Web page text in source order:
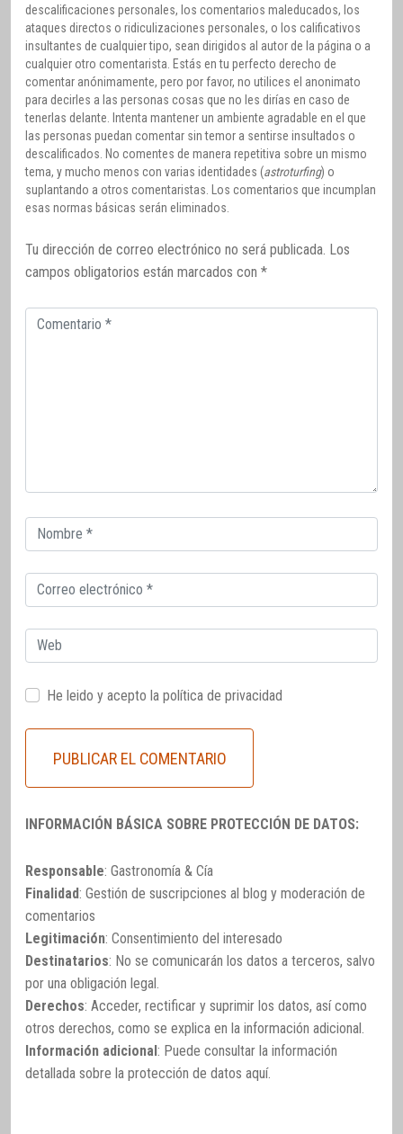
descalificaciones personales, los comentarios maleducados, los
ataques directos o ridiculizaciones personales, o los calificativos
insultantes de cualquier tipo, sean dirigidos al autor de la página o a
cualquier otro comentarista. Estás en tu perfecto derecho de
comentar anónimamente, pero por favor, no utilices el anonimato
para decirles a las personas cosas que no les dirías en caso de
tenerlas delante. Intenta mantener un ambiente agradable en el que
las personas puedan comentar sin temor a sentirse insultados o
descalificados. No comentes de manera repetitiva sobre un mismo
tema, y mucho menos con varias identidades (astroturfing) o
suplantando a otros comentaristas. Los comentarios que incumplan
esas normas básicas serán eliminados.
Tu dirección de correo electrónico no será publicada. Los
campos obligatorios están marcados con *
Comentario
Correo
electrónico
Correo
electrónico
Web
He leido y acepto la política de privacidad
INFORMACIÓN BÁSICA SOBRE PROTECCIÓN DE DATOS:
Responsable: Gastronomía & Cía
Finalidad: Gestión de suscripciones al blog y moderación de
comentarios
Legitimación: Consentimiento del interesado
Destinatarios: No se comunicarán los datos a terceros, salvo
por una obligación legal.
Derechos: Acceder, rectificar y suprimir los datos, así como
otros derechos, como se explica en la información adicional.
Información adicional: Puede consultar la información
detallada sobre la protección de datos aquí.